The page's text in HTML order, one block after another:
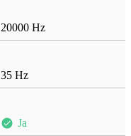
20000 Hz
35 Hz
Ja